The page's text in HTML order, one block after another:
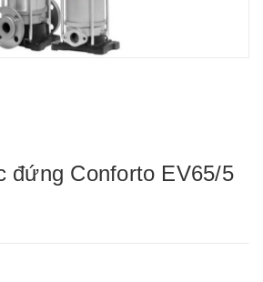
đứng Conforto EV65/5